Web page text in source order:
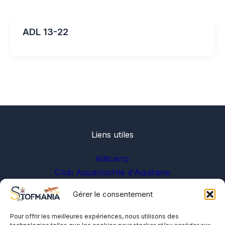
Gérer le consentement
Pour offrir les meilleures expériences, nous utilisons des
ADL 13-22
Liens utiles
Killicarto
Club Aquariophile d'Aquitaine